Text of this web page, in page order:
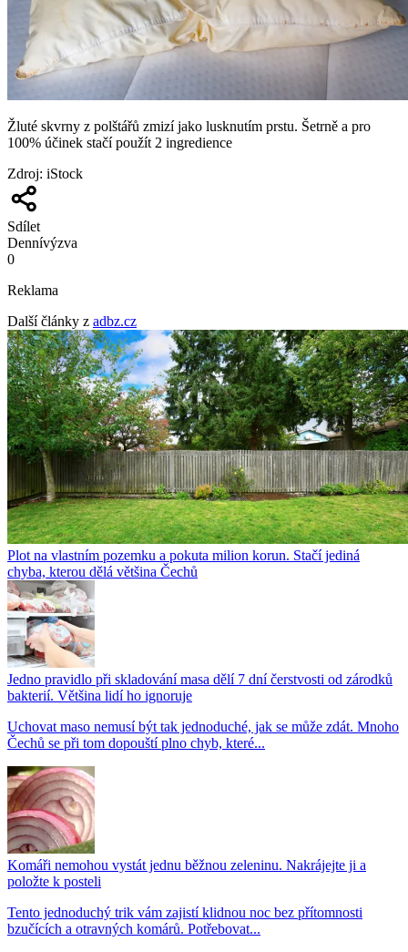
Žluté skvrny z polštářů zmizí jako lusknutím prstu. Šetrně a pro
100% účinek stačí použít 2 ingredience
Zdroj: iStock
Sdílet
Dennívýzva
0
Reklama
Další články z adbz.cz
Plot na vlastním pozemku a pokuta milion korun. Stačí jediná
chyba, kterou dělá většina Čechů
Jedno pravidlo při skladování masa dělí 7 dní čerstvosti od zárodků
bakterií. Většina lidí ho ignoruje
Uchovat maso nemusí být tak jednoduché, jak se může zdát. Mnoho
Čechů se při tom dopouští plno chyb, které...
Komáři nemohou vystát jednu běžnou zeleninu. Nakrájejte ji a
položte k posteli
Tento jednoduchý trik vám zajistí klidnou noc bez přítomnosti
bzučících a otravných komárů. Potřebovat...